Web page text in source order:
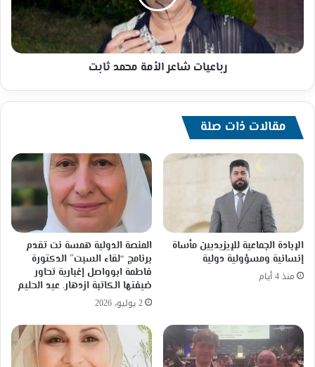
رباعيات شاعر الأمة محمد ثابت
مقالات ذات صلة
الإبادة الجماعية للإيزيديين مأساة
إنسانية ومسؤولية دولية
منذ 4 أيام
المنصة الدولية همسة نت تقدم
برنامج “لقاء السبت” الدكتورة
فاطمة ابوواصل إغبارية تحاور
ضيفتها الكاتبة ازدهار. عيد الحليم
2 يوليو، 2026